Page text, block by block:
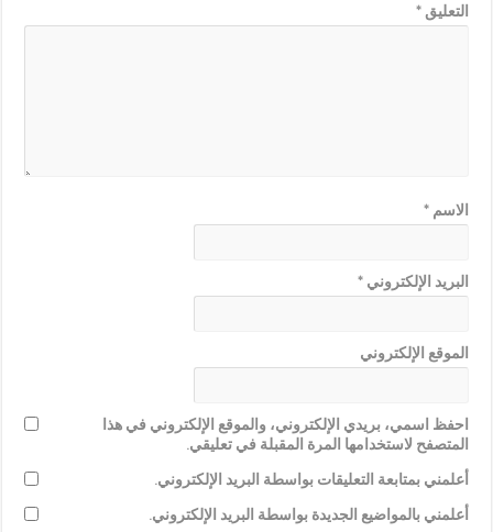
التعليق*
الاسم*
البريد الإلكتروني*
الموقع الإلكتروني
احفظ اسمي، بريدي الإلكتروني، والموقع الإلكتروني في هذا
المتصفح لاستخدامها المرة المقبلة في تعليقي.
أعلمني بمتابعة التعليقات بواسطة البريد الإلكتروني.
أعلمني بالمواضيع الجديدة بواسطة البريد الإلكتروني.